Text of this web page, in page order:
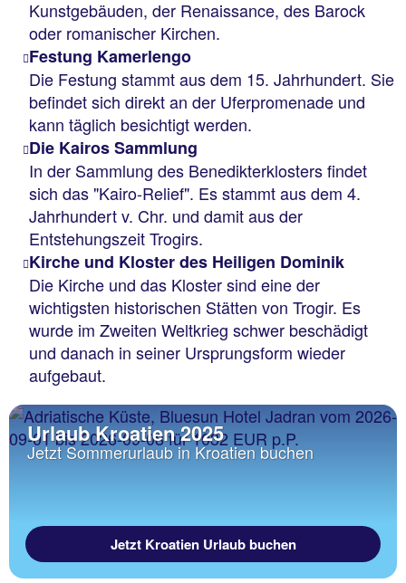
Kunstgebäuden, der Renaissance, des Barock
oder romanischer Kirchen.
Festung Kamerlengo
Die Festung stammt aus dem 15. Jahrhundert. Sie
befindet sich direkt an der Uferpromenade und
kann täglich besichtigt werden.
Die Kairos Sammlung
In der Sammlung des Benedikterklosters findet
sich das "Kairo-Relief". Es stammt aus dem 4.
Jahrhundert v. Chr. und damit aus der
Entstehungszeit Trogirs.
Kirche und Kloster des Heiligen Dominik
Die Kirche und das Kloster sind eine der
wichtigsten historischen Stätten von Trogir. Es
wurde im Zweiten Weltkrieg schwer beschädigt
und danach in seiner Ursprungsform wieder
aufgebaut.
Urlaub Kroatien 2025
Jetzt Sommerurlaub in Kroatien buchen
Jetzt Kroatien Urlaub buchen